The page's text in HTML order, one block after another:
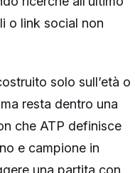
o link social non
solo sull’età o
resta dentro una
che ATP definisce
e campione in